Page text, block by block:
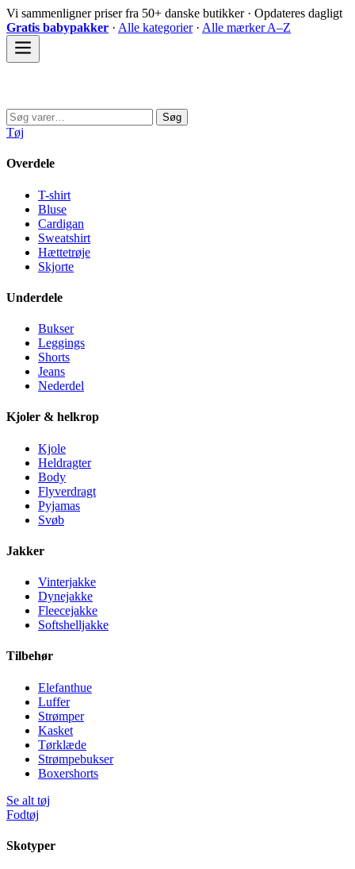
Spring
til
indhold
Vi sammenligner priser fra 50+ danske butikker · Opdateres dagligt
Gratis babypakker · Alle kategorier· Alle mærker A–Z
Søg
efter:
Søg
Tøj
Overdele
T-shirt
Bluse
Cardigan
Sweatshirt
Hættetrøje
Skjorte
Underdele
Bukser
Leggings
Shorts
Jeans
Nederdel
Kjoler & helkrop
Kjole
Heldragter
Body
Flyverdragt
Pyjamas
Svøb
Jakker
Vinterjakke
Dynejakke
Fleecejakke
Softshelljakke
Tilbehør
Elefanthue
Luffer
Strømper
Kasket
Tørklæde
Strømpebukser
Boxershorts
Se alt tøj
Fodtøj
Skotyper